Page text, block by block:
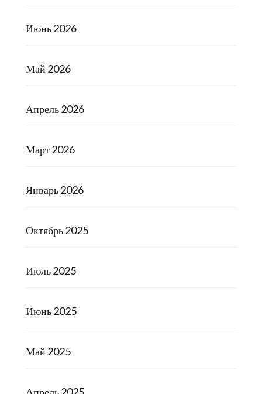
Июнь 2026
Май 2026
Апрель 2026
Март 2026
Январь 2026
Октябрь 2025
Июль 2025
Июнь 2025
Май 2025